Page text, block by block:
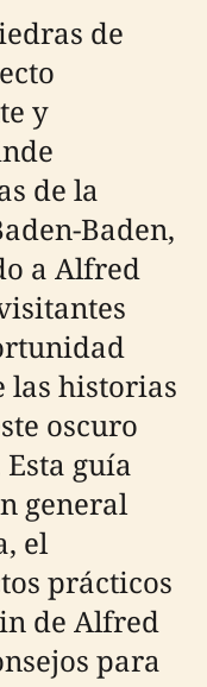
de
y
de la
Baden,
a Alfred
las historias
oscuro
guía
general
el
prácticos
de Alfred
para